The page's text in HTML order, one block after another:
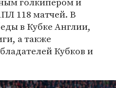
118 матчей. В
в Кубке Англии,
а также
Кубков и